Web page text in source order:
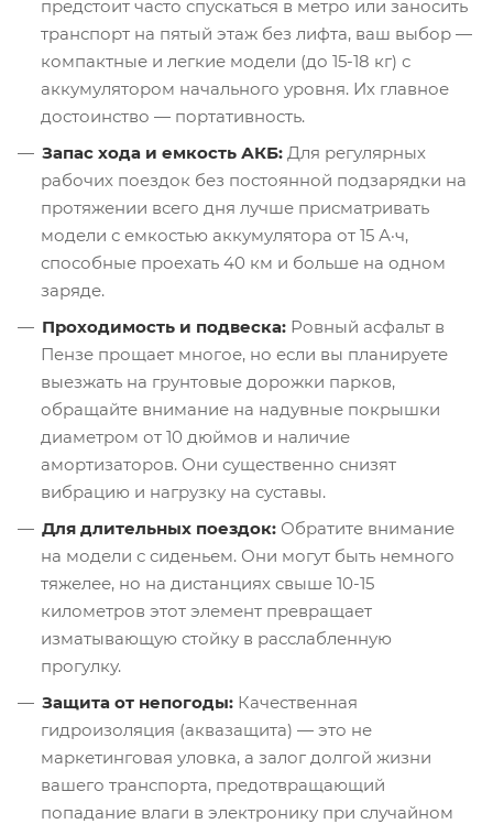
предстоит часто спускаться в метро или заносить
транспорт на пятый этаж без лифта, ваш выбор —
компактные и легкие модели (до 15-18 кг) с
аккумулятором начального уровня. Их главное
достоинство — портативность.
Запас хода и емкость АКБ: Для регулярных
рабочих поездок без постоянной подзарядки на
протяжении всего дня лучше присматривать
модели с емкостью аккумулятора от 15 А·ч,
способные проехать 40 км и больше на одном
заряде.
Проходимость и подвеска: Ровный асфальт в
Пензе прощает многое, но если вы планируете
выезжать на грунтовые дорожки парков,
обращайте внимание на надувные покрышки
диаметром от 10 дюймов и наличие
амортизаторов. Они существенно снизят
вибрацию и нагрузку на суставы.
Для длительных поездок: Обратите внимание
на модели с сиденьем. Они могут быть немного
тяжелее, но на дистанциях свыше 10-15
километров этот элемент превращает
изматывающую стойку в расслабленную
прогулку.
Защита от непогоды: Качественная
гидроизоляция (аквазащита) — это не
маркетинговая уловка, а залог долгой жизни
вашего транспорта, предотвращающий
попадание влаги в электронику при случайном